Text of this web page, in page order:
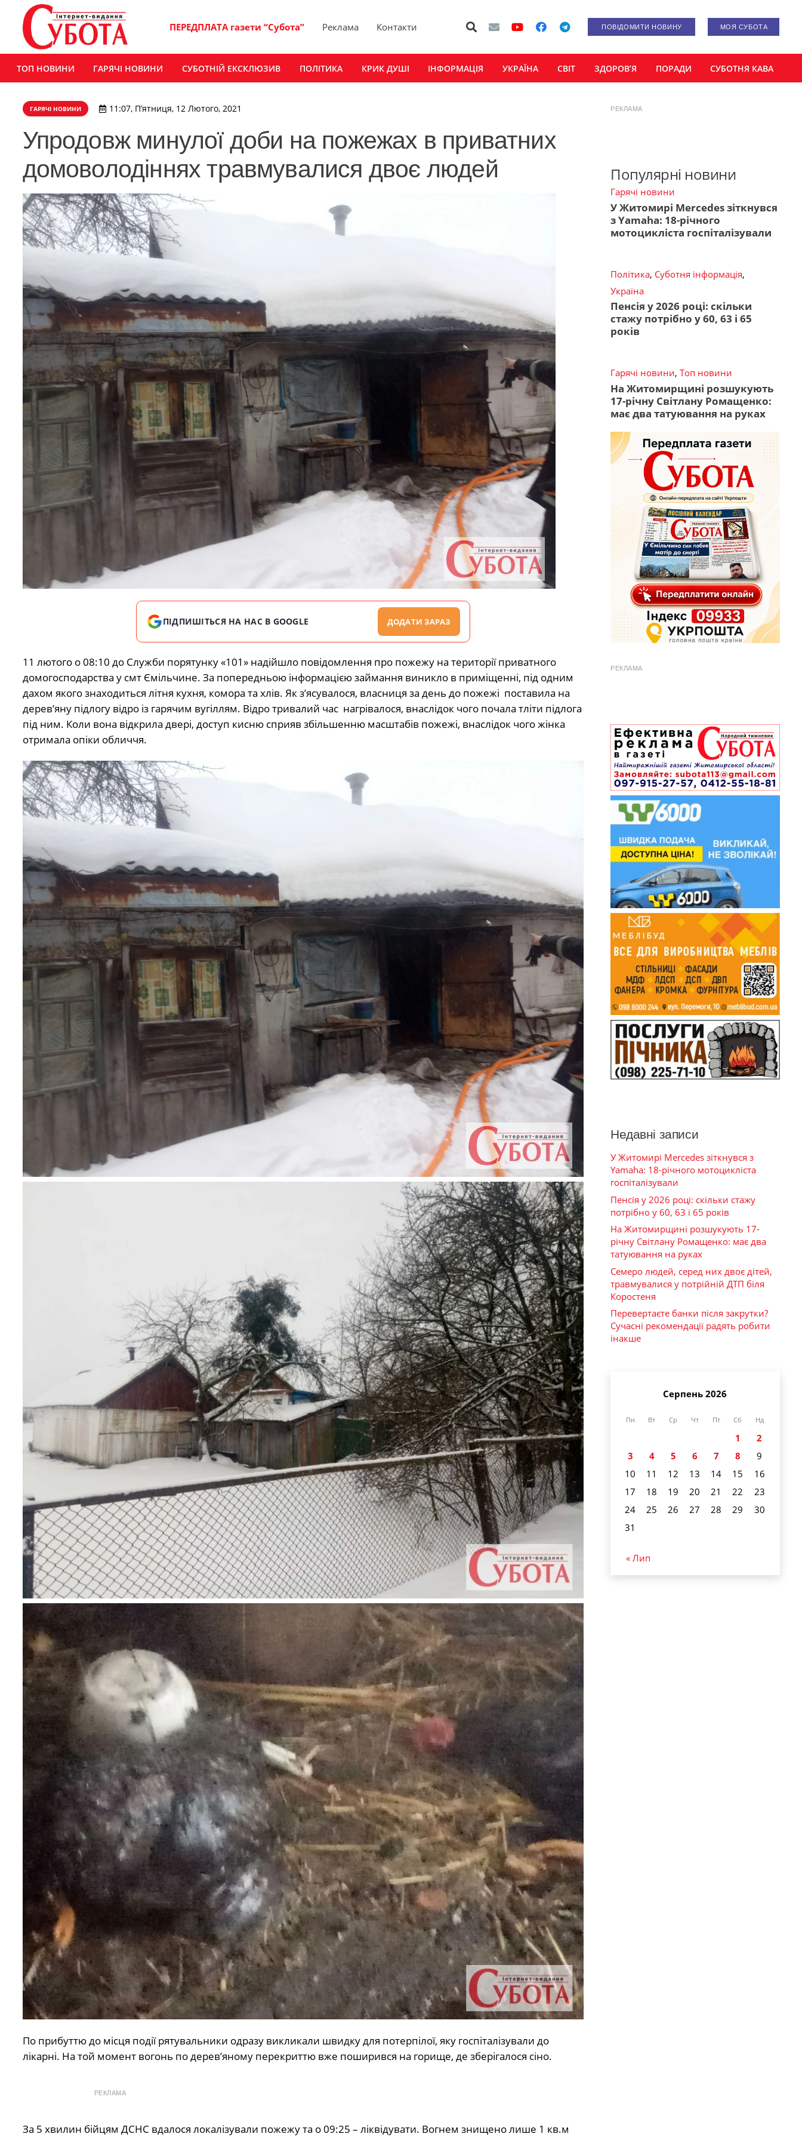
ПЕРЕДПЛАТА газети “Субота” Реклама Контакти ПОВІДОМИТИ НОВИНУ МОЯ СУБОТА
ТОП НОВИНИ ГАРЯЧІ НОВИНИ СУБОТНІЙ ЕКСКЛЮЗИВ ПОЛІТИКА КРИК ДУШІ ІНФОРМАЦІЯ УКРАЇНА СВІТ ЗДОРОВ’Я ПОРАДИ СУБОТНЯ КАВА
ГАРЯЧІ НОВИНИ 11:07, П’ятниця, 12 Лютого, 2021
Упродовж минулої доби на пожежах в приватних
домоволодіннях травмувалися двоє людей
ПІДПИШІТЬСЯ НА НАС В GOOGLE ДОДАТИ ЗАРАЗ
11 лютого о 08:10 до Служби порятунку «101» надійшло повідомлення про пожежу на території приватного
домогосподарства у смт Ємільчине. За попередньою інформацією займання виникло в приміщенні, під одним
дахом якого знаходиться літня кухня, комора та хлів. Як з’ясувалося, власниця за день до пожежі поставила на
дерев’яну підлогу відро із гарячим вугіллям. Відро тривалий час нагрівалося, внаслідок чого почала тліти підлога
під ним. Коли вона відкрила двері, доступ кисню сприяв збільшенню масштабів пожежі, внаслідок чого жінка
отримала опіки обличчя.
По прибуттю до місця події рятувальники одразу викликали швидку для потерпілої, яку госпіталізували до
лікарні. На той момент вогонь по дерев’яному перекриттю вже поширився на горище, де зберігалося сіно.
РЕКЛАМА
За 5 хвилин бійцям ДСНС вдалося локалізували пожежу та о 09:25 – ліквідувати. Вогнем знищено лише 1 кв.м
РЕКЛАМА
Популярні новини
Гарячі новини
У Житомирі Mercedes зіткнувся
з Yamaha: 18-річного
мотоцикліста госпіталізували
Політика, Суботня інформація,
Україна
Пенсія у 2026 році: скільки
стажу потрібно у 60, 63 і 65
років
Гарячі новини, Топ новини
На Житомирщині розшукують
17-річну Світлану Ромащенко:
має два татуювання на руках
РЕКЛАМА
Недавні записи
У Житомирі Mercedes зіткнувся з
Yamaha: 18-річного мотоцикліста
госпіталізували
Пенсія у 2026 році: скільки стажу
потрібно у 60, 63 і 65 років
На Житомирщині розшукують 17-
річну Світлану Ромащенко: має два
татуювання на руках
Семеро людей, серед них двоє дітей,
травмувалися у потрійній ДТП біля
Коростеня
Перевертаєте банки після закрутки?
Сучасні рекомендації радять робити
інакше
Серпень 2026
Пн Вт Ср Чт Пт Сб Нд
1
2
3
4 5 6 7 8
9
10
11 12 13 14 15
16
17
18 19 20 21 22
23
24
25 26 27 28 29
30
31
« Лип